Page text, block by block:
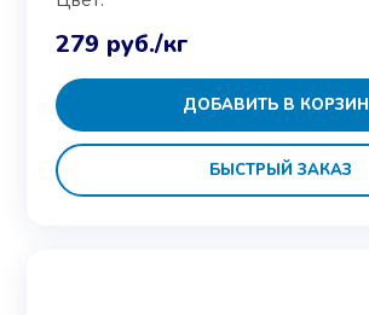
279 руб./кг
ДОБАВИТЬ В
БЫСТРЫЙ ЗАКАЗ